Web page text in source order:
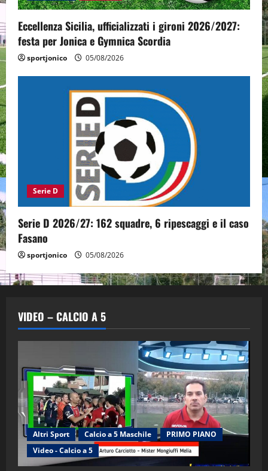
Eccellenza Sicilia, ufficializzati i gironi 2026/2027:
festa per Jonica e Gymnica Scordia
sportjonico 05/08/2026
Serie D
Serie D 2026/27: 162 squadre, 6 ripescaggi e il caso
Fasano
sportjonico 05/08/2026
VIDEO – CALCIO A 5
Altri Sport Calcio a 5 Maschile
PRIMO PIANO
Video - Calcio a 5